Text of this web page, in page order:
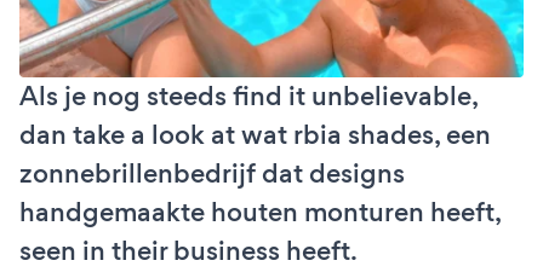
Als je nog steeds find it unbelievable,
dan take a look at wat rbia shades, een
zonnebrillenbedrijf dat designs
handgemaakte houten monturen heeft,
seen in their business heeft.